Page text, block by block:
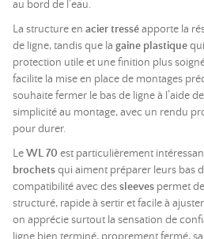
au bord de l’eau.
La structure en acier tresséapporte la
de ligne, tandis que la gaine plastique
protection utile et une finition plus
facilite la mise en place de montages
souhaite fermer le bas de ligne à l’aide de
simplicité au montage, avec un rendu
pour durer.
LeWL 70 est particulièrement
brochetsqui aiment préparer leurs bas
compatibilité avec dessleeves permet
structuré, rapide à sertir et facile à
on apprécie surtout la sensation de